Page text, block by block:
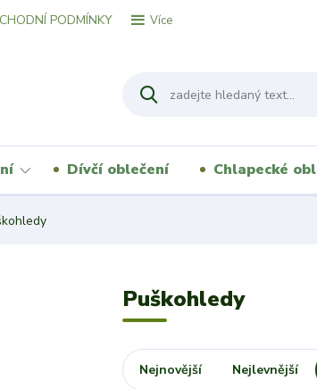
PODMÍNKY Více
Dívčí oblečení Chlapecké
Puškohledy
Nejnovější Nejlevnější